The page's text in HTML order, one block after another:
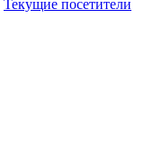
Текущие посетители